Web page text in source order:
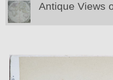
Antique Views